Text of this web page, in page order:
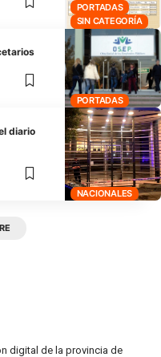
PORTADAS
SIN CATEGORÍA
PORTADAS
NACIONALES
diario
digital de la provincia de